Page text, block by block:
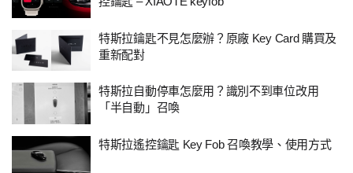
特斯拉鑰匙不見怎麼辦？原廠 Key Card 購買及
重新配對
特斯拉自動停車怎麼用？識別不到車位改用
「半自動」召喚
特斯拉遙控鑰匙 Key Fob 召喚教學、使用方式